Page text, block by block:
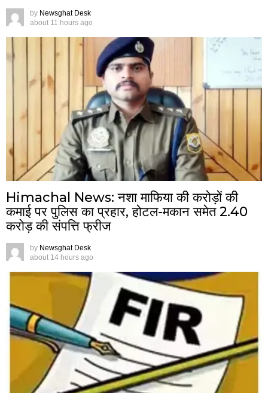
by Newsghat Desk
about 11 hours ago
Himachal News: नशा माफिया की करोड़ों की
कमाई पर पुलिस का प्रहार, होटल-मकान समेत 2.40
करोड़ की संपत्ति फ्रीज
by Newsghat Desk
about 14 hours ago